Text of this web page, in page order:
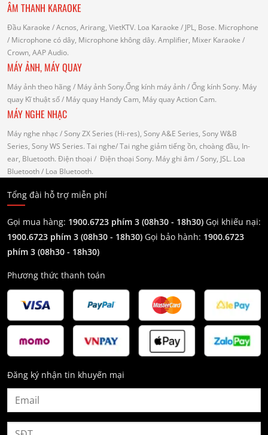
ÂM THANH KARAOKE
Đầu Karaoke / Acnos, Arirang, VietKTV. Loa Karaoke / JPL, Bose. Microphone
/ Microphone có dây, Microphone không dây. Amplifier, Mixer Karaoke /
Crown, AAP Audio.
MÁY ẢNH, MÁY QUAY
Máy ảnh theo hãng / Máy ảnh Sony.Ống kính máy ảnh / Ống kính Sony. Máy
quay Kĩ thuật số/ Máy quay Handy Cam, Máy quay Action Cam.
MÁY NGHE NHẠC
Máy nghe nhạc / Sony ZX Series (Hi-res), Sony A&E Series, Sony W&B
Series, Sony WS Series. Tai nghe/ Tai nghe giảm tiếng ồn, choàng đầu, In-
ear, Bluetooth. Điện thoại / Điện thoại Sony. Máy ghi âm / Sony, JSL. Loa
Bluetooth/ Loa Bluetooth.
Tổng đài hỗ trợ miễn phí
Gọi mua hàng: 1900.6723 phím 3 (08h30 - 18h30) Gọi khiếu nại:
1900.6723 phím 3 (08h30 - 18h30) Gọi bảo hành: 1900.6723
phím 3 (08h30 - 18h30)
Phương thức thanh toán
Đăng ký nhận tin khuyến mại